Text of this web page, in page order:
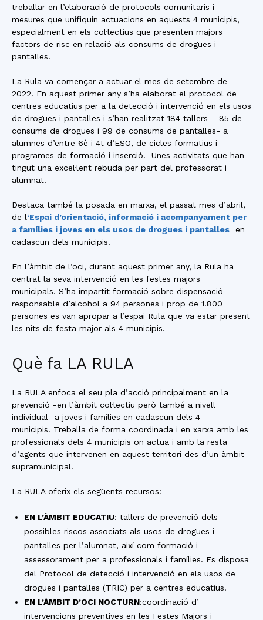
treballar en l’elaboració de protocols comunitaris i
mesures que unifiquin actuacions en aquests 4 municipis,
especialment en els col·lectius que presenten majors
factors de risc en relació als consums de drogues i
pantalles.
La Rula va començar a actuar el mes de setembre de
2022. En aquest primer any s’ha elaborat el protocol de
centres educatius per a la detecció i intervenció en els usos
de drogues i pantalles i s’han realitzat 184 tallers – 85 de
consums de drogues i 99 de consums de pantalles- a
alumnes d’entre 6è i 4t d’ESO, de cicles formatius i
programes de formació i inserció. Unes activitats que han
tingut una excel·lent rebuda per part del professorat i
alumnat.
Destaca també la posada en marxa, el passat mes d’abril,
de l‘Espai d’orientació, informació i acompanyament per
a famílies i joves en els usos de drogues i pantalles en
cadascun dels municipis.
En l’àmbit de l’oci, durant aquest primer any, la Rula ha
centrat la seva intervenció en les festes majors
municipals. S’ha impartit formació sobre dispensació
responsable d’alcohol a 94 persones i prop de 1.800
persones es van apropar a l’espai Rula que va estar present
les nits de festa major als 4 municipis.
Què fa LA RULA
La RULA enfoca el seu pla d’acció principalment en la
prevenció -en l’àmbit col·lectiu però també a nivell
individual- a joves i famílies en cadascun dels 4
municipis. Treballa de forma coordinada i en xarxa amb les
professionals dels 4 municipis on actua i amb la resta
d’agents que intervenen en aquest territori des d’un àmbit
supramunicipal.
La RULA oferix els següents recursos:
EN L’ÀMBIT EDUCATIU: tallers de prevenció dels
possibles riscos associats als usos de drogues i
pantalles per l’alumnat, així com formació i
assessorament per a professionals i famílies. Es disposa
del Protocol de detecció i intervenció en els usos de
drogues i pantalles (TRIC) per a centres educatius.
EN L’ÀMBIT D’OCI NOCTURN:coordinació d’
intervencions preventives en les Festes Majors i